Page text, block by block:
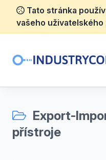
Tato stránka
vašeho uživatelského
Export-
přístroje